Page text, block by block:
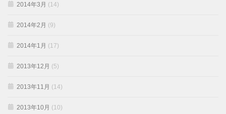
2014年3月 (14)
2014年2月 (9)
2014年1月 (17)
2013年12月 (5)
2013年11月 (14)
2013年10月 (10)